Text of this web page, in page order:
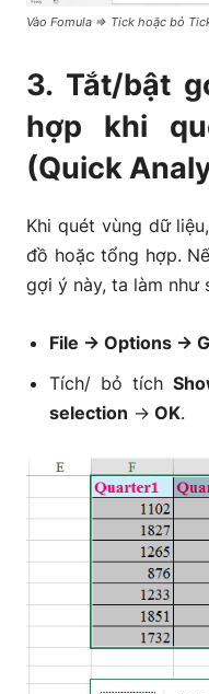
Vào Fomula => Tick hoặc bỏ
3. Tắt/bật
hợp khi
(Quick
Khi quét vùng dữ
đồ hoặc tổng hợp.
gợi ý này, ta làm như
File → Options →
Tích/ bỏ tích
selection → OK.